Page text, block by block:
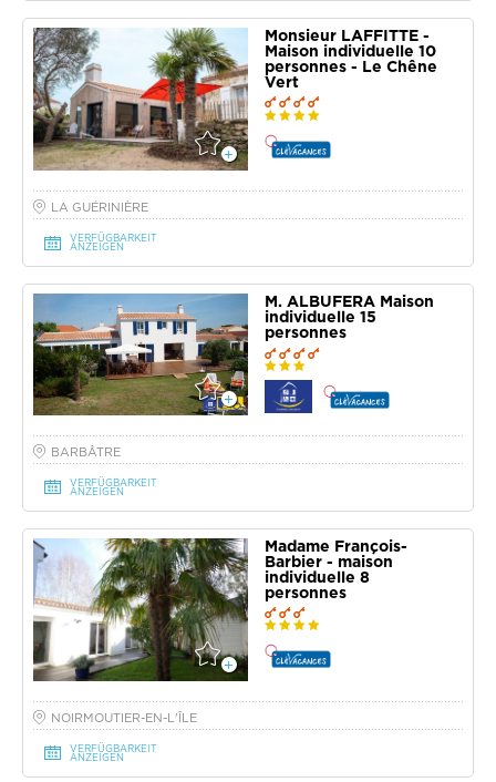
Monsieur LAFFITTE -
Maison individuelle 10
personnes - Le Chêne
Vert
LA GUÉRINIÈRE
VERFÜGBARKEIT
ANZEIGEN
M. ALBUFERA Maison
individuelle 15
personnes
BARBÂTRE
VERFÜGBARKEIT
ANZEIGEN
Madame François-
Barbier - maison
individuelle 8
personnes
NOIRMOUTIER-EN-L'ÎLE
VERFÜGBARKEIT
ANZEIGEN